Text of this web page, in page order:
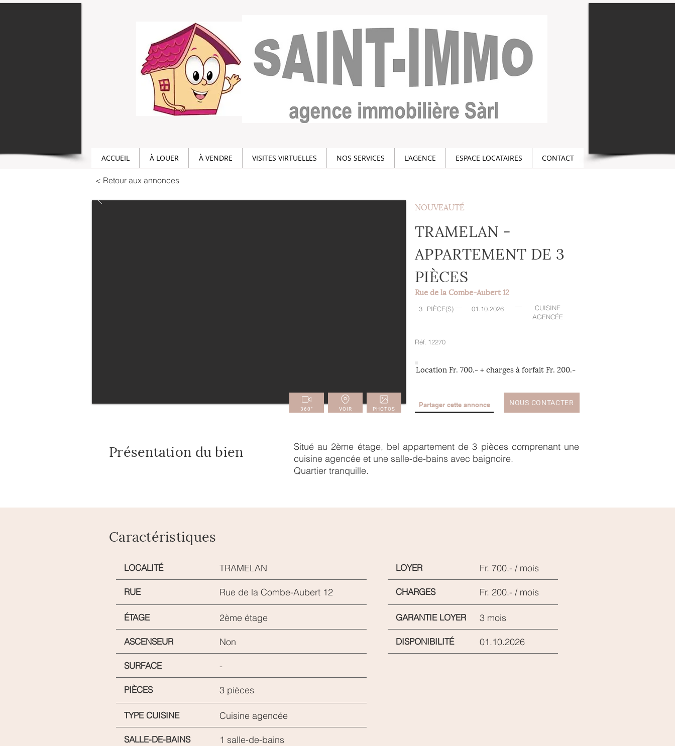
ACCUEIL À LOUER À VENDRE VISITES VIRTUELLES NOS SERVICES L'AGENCE ESPACE LOCATAIRES CONTACT
< Retour aux annonces
NOUVEAUTÉ
TRAMELAN -
APPARTEMENT DE 3
PIÈCES
Rue de la Combe-Aubert 12
3 PIÈCE(S) 01.10.2026
CUISINE
AGENCÉE
Réf. 12270
Location Fr. 700.- + charges à forfait Fr. 200.-
360° VOIR PHOTOS
Partager cette annonce NOUS CONTACTER
Présentation du bien
Situé au 2ème étage, bel appartement de 3 pièces comprenant une
cuisine agencée et une salle-de-bains avec baignoire.
Quartier tranquille.
Caractéristiques
LOCALITÉ TRAMELAN
RUE Rue de la Combe-Aubert 12
ÉTAGE 2ème étage
ASCENSEUR Non
SURFACE -
LOYER Fr. 700.- / mois
CHARGES Fr. 200.- / mois
GARANTIE LOYER 3 mois
DISPONIBILITÉ 01.10.2026
PIÈCES 3 pièces
TYPE CUISINE Cuisine agencée
SALLE-DE-BAINS 1 salle-de-bains